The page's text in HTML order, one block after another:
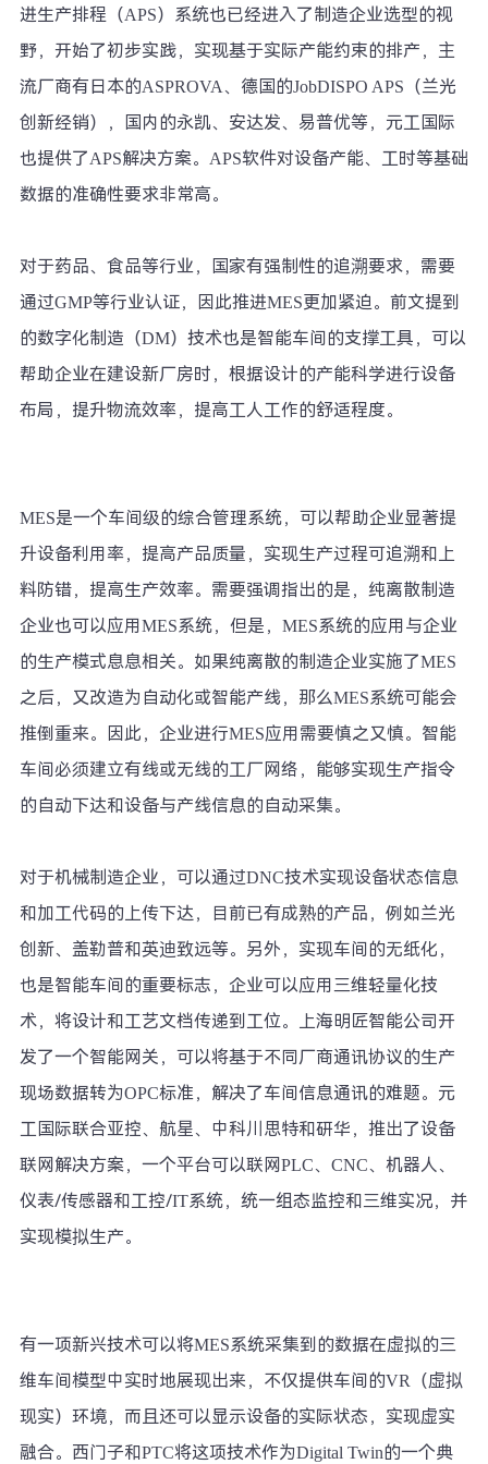
进生产排程（APS）系统也已经进入了制造企业选型的视
野，开始了初步实践，实现基于实际产能约束的排产，主
流厂商有日本的ASPROVA、德国的JobDISPO APS（兰光
创新经销），国内的永凯、安达发、易普优等，元工国际
也提供了APS解决方案。APS软件对设备产能、工时等基础
数据的准确性要求非常高。
对于药品、食品等行业，国家有强制性的追溯要求，需要
通过GMP等行业认证，因此推进MES更加紧迫。前文提到
的数字化制造（DM）技术也是智能车间的支撑工具，可以
帮助企业在建设新厂房时，根据设计的产能科学进行设备
布局，提升物流效率，提高工人工作的舒适程度。
MES是一个车间级的综合管理系统，可以帮助企业显著提
升设备利用率，提高产品质量，实现生产过程可追溯和上
料防错，提高生产效率。需要强调指出的是，纯离散制造
企业也可以应用MES系统，但是，MES系统的应用与企业
的生产模式息息相关。如果纯离散的制造企业实施了MES
之后，又改造为自动化或智能产线，那么MES系统可能会
推倒重来。因此，企业进行MES应用需要慎之又慎。智能
车间必须建立有线或无线的工厂网络，能够实现生产指令
的自动下达和设备与产线信息的自动采集。
对于机械制造企业，可以通过DNC技术实现设备状态信息
和加工代码的上传下达，目前已有成熟的产品，例如兰光
创新、盖勒普和英迪致远等。另外，实现车间的无纸化，
也是智能车间的重要标志，企业可以应用三维轻量化技
术，将设计和工艺文档传递到工位。上海明匠智能公司开
发了一个智能网关，可以将基于不同厂商通讯协议的生产
现场数据转为OPC标准，解决了车间信息通讯的难题。元
工国际联合亚控、航星、中科川思特和研华，推出了设备
联网解决方案，一个平台可以联网PLC、CNC、机器人、
仪表/传感器和工控/IT系统，统一组态监控和三维实况，并
实现模拟生产。
有一项新兴技术可以将MES系统采集到的数据在虚拟的三
维车间模型中实时地展现出来，不仅提供车间的VR（虚拟
现实）环境，而且还可以显示设备的实际状态，实现虚实
融合。西门子和PTC将这项技术作为Digital Twin的一个典